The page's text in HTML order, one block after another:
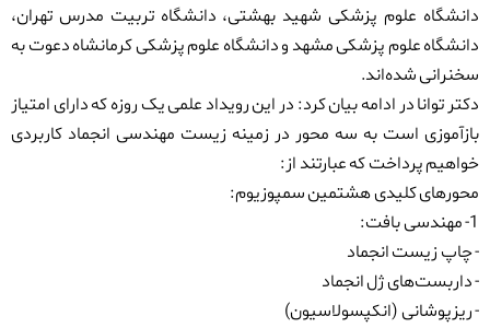
دانشگاه علوم پزشکی شهید بهشتی، دانشگاه تربیت مدرس تهران،
دانشگاه علوم پزشکی مشهد و دانشگاه علوم پزشکی کرمانشاه دعوت به
سخنرانی شده‌اند.
دکتر توانا در ادامه بیان کرد: در این رویداد علمی یک روزه که دارای امتیاز
بازآموزی است به سه محور در زمینه زیست مهندسی انجماد کاربردی
خواهیم پرداخت که عبارتند از:
محورهای کلیدی هشتمین سمپوزیوم:
1- مهندسی بافت:
- چاپ زیست انجماد
- داربست‌های ژل انجماد
- ریزپوشانی (انکپسولاسیون)